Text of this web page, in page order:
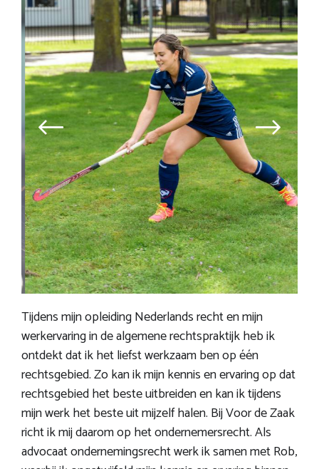
Tijdens mijn opleiding Nederlands recht en mijn
werkervaring in de algemene rechtspraktijk heb ik
ontdekt dat ik het liefst werkzaam ben op één
rechtsgebied. Zo kan ik mijn kennis en ervaring op dat
rechtsgebied het beste uitbreiden en kan ik tijdens
mijn werk het beste uit mijzelf halen. Bij Voor de Zaak
richt ik mij daarom op het ondernemersrecht. Als
advocaat ondernemingsrecht werk ik samen metRob,